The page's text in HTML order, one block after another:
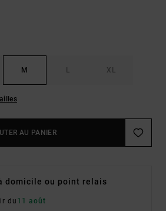
M L XL
AU PANIER
domicile ou point relais
du 11 août